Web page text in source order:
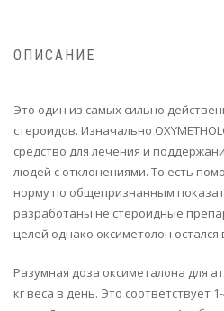
ОПИСАНИЕ
Это один из самых сильно
стероидов. Изначально
средство для лечения и
людей с отклонениями. То есть
норму по общепризнанным
разработаны не стероидные
целей однако оксиметолон
Разумная доза оксиметалона для
кг веса в день. Это соответствует